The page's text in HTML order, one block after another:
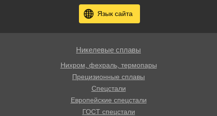
Язык сайта
Никелевые сплавы
Нихром, фехраль, термопары
Прецизионные сплавы
Спецстали
Европейские спецстали
ГОСТ спецстали